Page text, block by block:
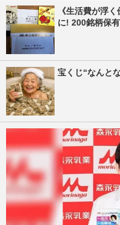
《生活費が浮
に! 200銘柄保
宝くじ“なんと